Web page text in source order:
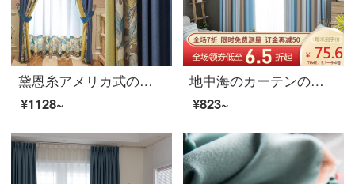
黛恩糸アメリカ式のカーテンは田園略約現代完成品のカーテンの寝室の書斎の床に下ろす遮光布の一メートルごとに（加工が無料で、カーテンの頭と部品などは別に計算します）何メートルを要して何枚か撮りますか？
¥1128~
地中海のカーテンの完成品は簡単です。現代色の織物は客間の寝室の遮光カーテンをつないでカスタマイズできます。
¥823~